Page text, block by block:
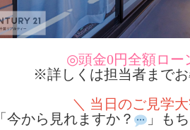
◎頭金0円全額ロー
※詳しくは担当者までお
＼ 当日のご見学
「今から見れますか？
」も